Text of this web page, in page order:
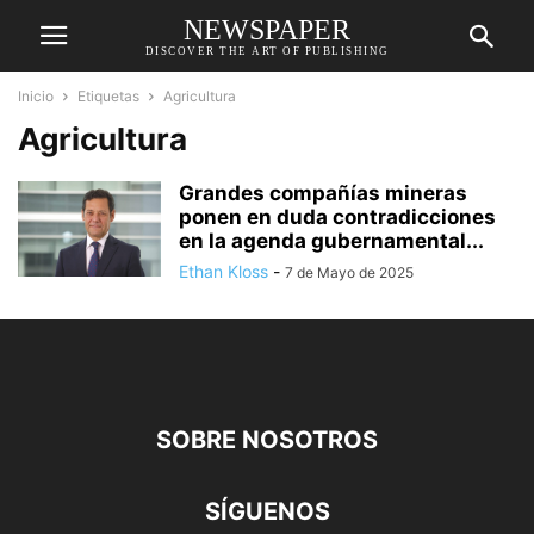
NEWSPAPER
DISCOVER THE ART OF PUBLISHING
Inicio Etiquetas Agricultura
Agricultura
Grandes compañías mineras
ponen en duda contradicciones
en la agenda gubernamental...
Ethan Kloss - 7 de Mayo de 2025
SOBRE NOSOTROS
SÍGUENOS